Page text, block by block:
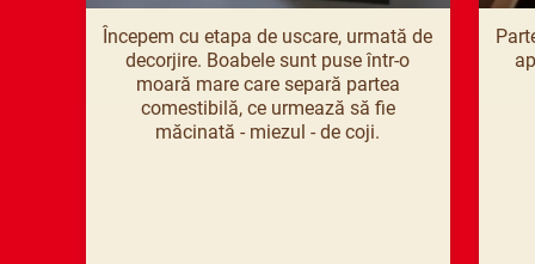
Începem cu etapa de uscare, urmată de
decorjire. Boabele sunt puse într-o
moară mare care separă partea
comestibilă, ce urmează să fie
măcinată - miezul - de coji.